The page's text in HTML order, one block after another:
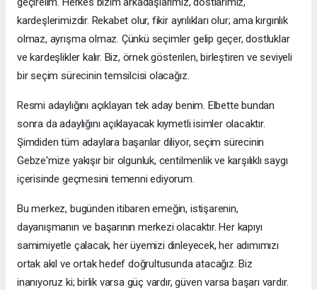
kardeşlerimizdir. Rekabet olur, fikir ayrılıkları olur; ama kırgınlık
olmaz, ayrışma olmaz. Çünkü seçimler gelip geçer, dostluklar
ve kardeşlikler kalır. Biz, örnek gösterilen, birleştiren ve seviyeli
bir seçim sürecinin temsilcisi olacağız.
Resmi adaylığını açıklayan tek aday benim. Elbette bundan
sonra da adaylığını açıklayacak kıymetli isimler olacaktır.
Şimdiden tüm adaylara başarılar diliyor, seçim sürecinin
Gebze'mize yakışır bir olgunluk, centilmenlik ve karşılıklı saygı
içerisinde geçmesini temenni ediyorum.
Bu merkez, bugünden itibaren emeğin, istişarenin,
dayanışmanın ve başarının merkezi olacaktır. Her kapıyı
samimiyetle çalacak, her üyemizi dinleyecek, her adımımızı
ortak akıl ve ortak hedef doğrultusunda atacağız. Biz
inanıyoruz ki; birlik varsa güç vardır, güven varsa başarı vardır.